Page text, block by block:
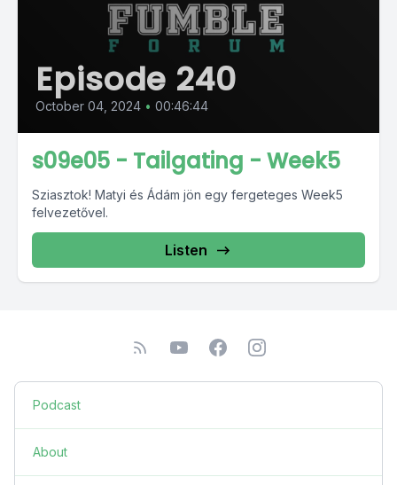
Episode 240
October 04, 2024 • 00:46:44
s09e05 - Tailgating - Week5
Sziasztok! Matyi és Ádám jön egy fergeteges Week5
felvezetővel.
Listen
Podcast
About